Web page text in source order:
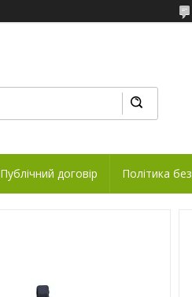
Публічний договір Політика